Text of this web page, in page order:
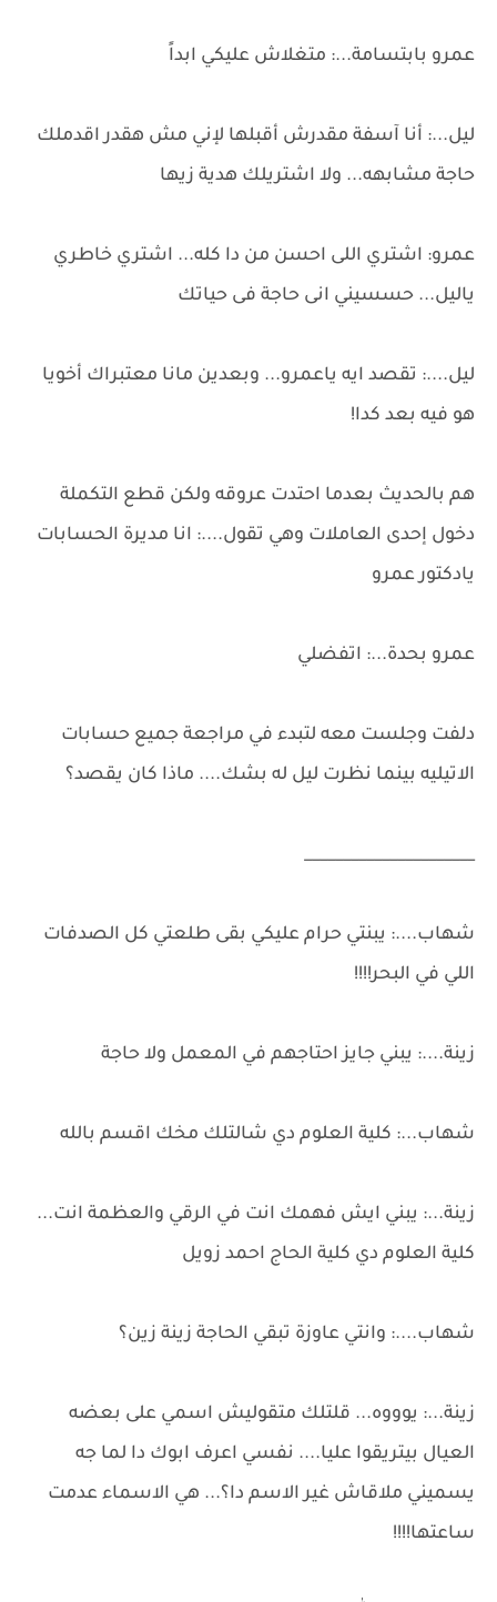
عمرو بابتسامة...: متغلاش عليكي ابداً
ليل...: أنا آسفة مقدرش أقبلها لإني مش هقدر اقدملك
حاجة مشابهه... ولا اشتريلك هدية زيها
عمرو: اشتري اللى احسن من دا كله... اشتري خاطري
ياليل... حسسيني انى حاجة فى حياتك
ليل....: تقصد ايه ياعمرو... وبعدين مانا معتبراك أخويا
هو فيه بعد كدا!
هم بالحديث بعدما احتدت عروقه ولكن قطع التكملة
دخول إحدى العاملات وهي تقول....: انا مديرة الحسابات
يادكتور عمرو
عمرو بحدة...: اتفضلي
دلفت وجلست معه لتبدء في مراجعة جميع حسابات
الاتيليه بينما نظرت ليل له بشك.... ماذا كان يقصد؟
______________________
شهاب....: يبنتي حرام عليكي بقى طلعتي كل الصدفات
اللي في البحر!!!!
زينة....: يبني جايز احتاجهم في المعمل ولا حاجة
شهاب...: كلية العلوم دي شالتلك مخك اقسم بالله
زينة...: يبني ايش فهمك انت في الرقي والعظمة انت...
كلية العلوم دي كلية الحاج احمد زويل
شهاب....: وانتي عاوزة تبقي الحاجة زينة زين؟
زينة...: يوووه... قلتلك متقوليش اسمي على بعضه
العيال بيتريقوا عليا.... نفسي اعرف ابوك دا لما جه
يسميني ملاقاش غير الاسم دا؟... هي الاسماء عدمت
ساعتها!!!!